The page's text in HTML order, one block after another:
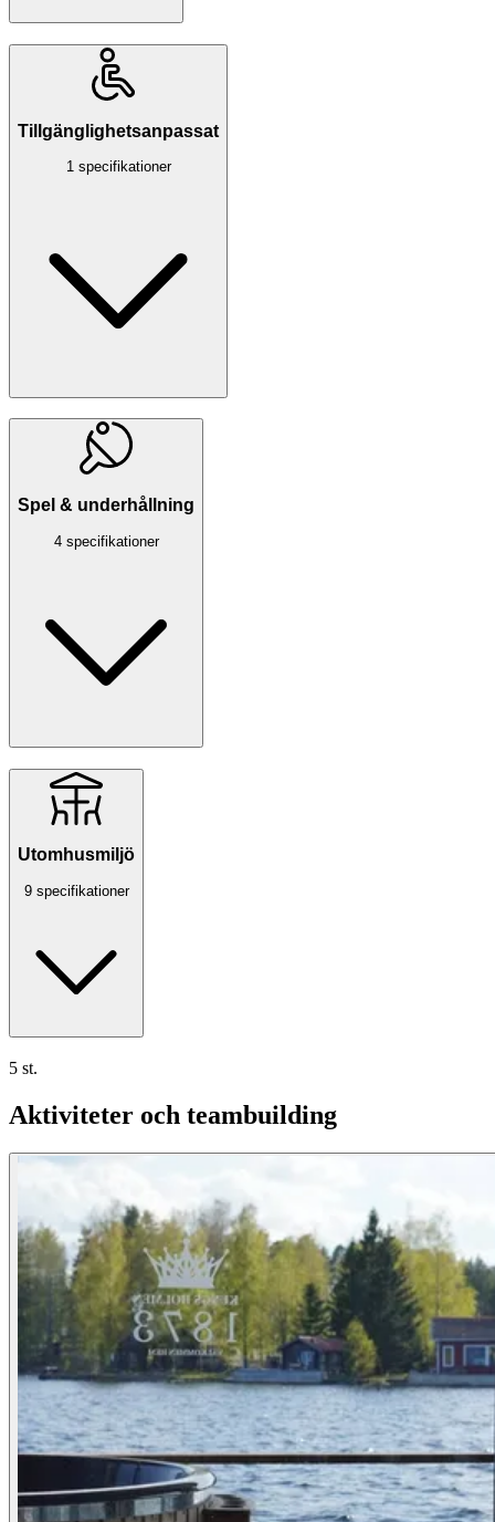
Tillgänglighetsanpassat
1 specifikationer
Spel & underhållning
4 specifikationer
Utomhusmiljö
9 specifikationer
5 st.
Aktiviteter och teambuilding